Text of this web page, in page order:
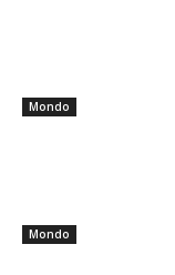
Mondo
Mondo